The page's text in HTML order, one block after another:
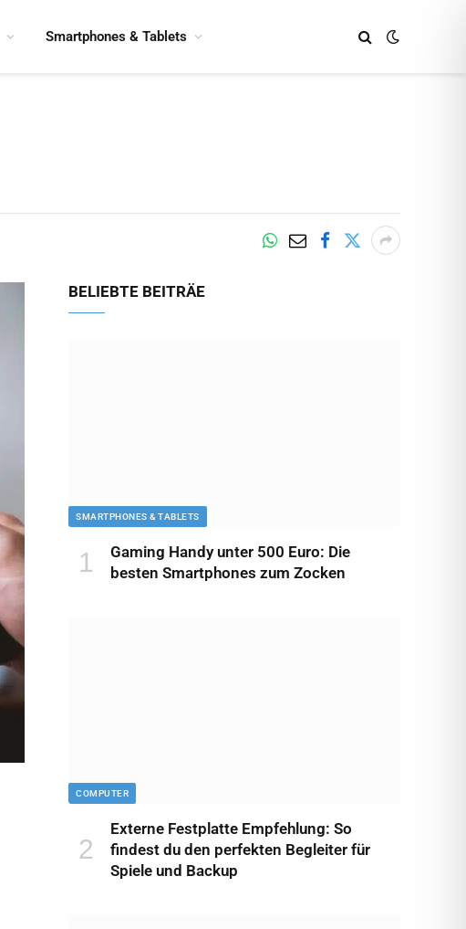
Smartphones & Tablets
BELIEBTE BEITRÄE
SMARTPHONES & TABLETS
Gaming Handy unter 500 Euro: Die
besten Smartphones zum Zocken
COMPUTER
Externe Festplatte Empfehlung: So
findest du den perfekten Begleiter für
Spiele und Backup